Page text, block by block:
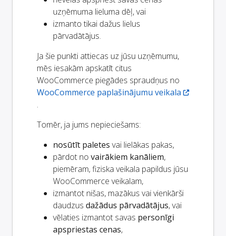
uzņēmuma lieluma dēļ, vai
izmanto tikai dažus lielus
pārvadātājus.
Ja šie punkti attiecas uz jūsu uzņēmumu,
mēs iesakām apskatīt citus
WooCommerce piegādes spraudņus no
WooCommerce paplašinājumu veikala
.
Tomēr, ja jums nepieciešams:
nosūtīt paletes vai lielākas pakas,
pārdot no vairākiem kanāliem,
piemēram, fiziska veikala papildus jūsu
WooCommerce veikalam,
izmantot nišas, mazākus vai vienkārši
daudzus dažādus pārvadātājus, vai
vēlaties izmantot savas personīgi
apspriestas cenas,